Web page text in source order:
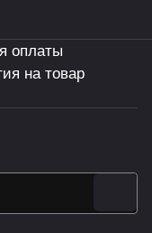
оплаты
на товар